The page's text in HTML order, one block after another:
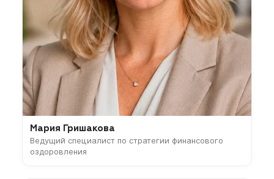
Мария Гришакова
Ведущий специалист по стратегии финансового
оздоровления